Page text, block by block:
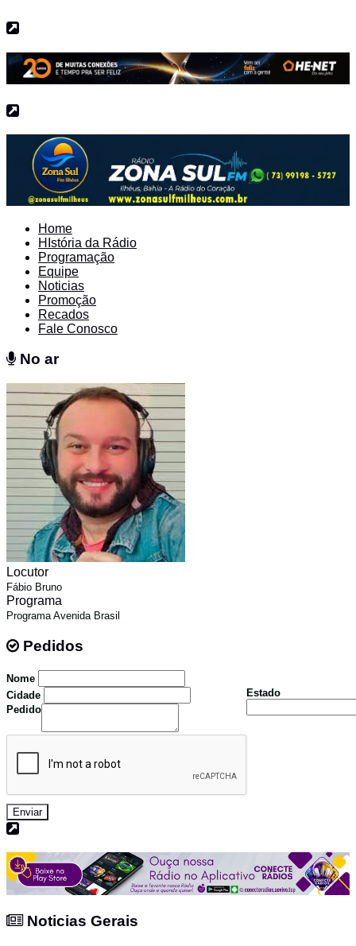
Home
HIstória da Rádio
Programação
Equipe
Noticias
Promoção
Recados
Fale Conosco
No ar
Locutor
Fábio Bruno
Programa
Programa Avenida Brasil
Pedidos
Nome
Cidade
Estado
Pedido
Enviar
Noticias Gerais